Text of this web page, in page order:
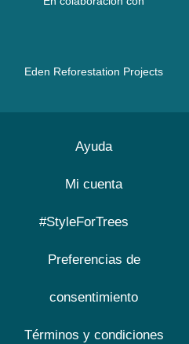
Eden Reforestation Projects
Ayuda
Mi cuenta
#StyleForTrees
Preferencias de
consentimiento
Términos y condiciones